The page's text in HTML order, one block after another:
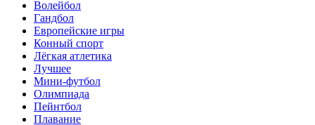
Волейбол
Гандбол
Европейские игры
Конный спорт
Лёгкая атлетика
Лучшее
Мини-футбол
Олимпиада
Пейнтбол
Плавание